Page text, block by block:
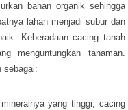
bahan organik sehingga
lahan menjadi subur dan
Keberadaan cacing tanah
menguntungkan tanaman.
sebagai:
yang tinggi, cacing